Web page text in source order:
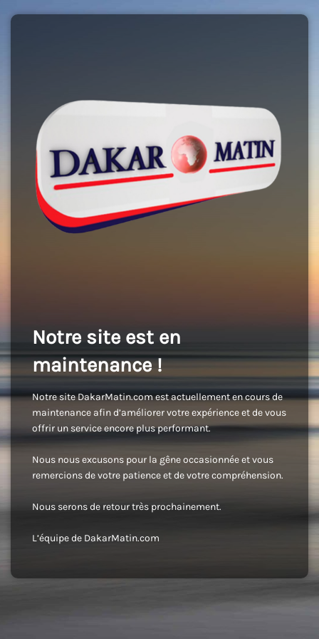
Notre site est en
maintenance !
Notre site DakarMatin.com est actuellement en cours de
maintenance afin d’améliorer votre expérience et de vous
offrir un service encore plus performant.
Nous nous excusons pour la gêne occasionnée et vous
remercions de votre patience et de votre compréhension.
Nous serons de retour très prochainement.
L’équipe de DakarMatin.com